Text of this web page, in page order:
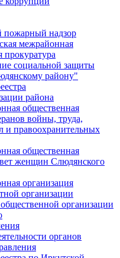
пожарный надзор
межрайонная
прокуратура
социальной защиты
району"
района
общественная
войны, труда,
и правоохранительных
общественная
женщин Слюдянского
организация
организации
организации
органов